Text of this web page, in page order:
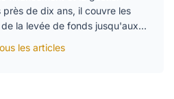
de dix ans, il couvre les
la levée de fonds jusqu'aux…
les articles